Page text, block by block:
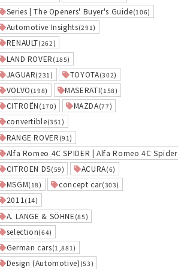
Series | The Openers' Buyer's Guide(106)
Automotive Insights(291)
RENAULT(262)
LAND ROVER (185)
JAGUAR(231) TOYOTA(302)
VOLVO (198) MASERATI(158)
CITROËN (170) MAZDA(77)
convertible(351)
RANGE ROVER (91)
Alfa Romeo 4C SPIDER | Alfa Romeo 4C Spider
CITROEN DS(59) ACURA(6)
MSGM(18) concept car(303)
2011 (14)
A. LANGE & SÖHNE (85)
selection(64)
German cars(1,881)
Design (Automotive) (53)